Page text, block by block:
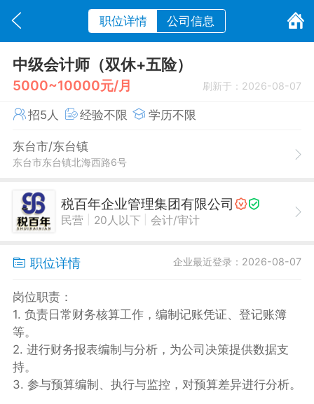
职位详情 公司信息
中级会计师（双休+五险）
5000~10000元/月 刷新于：2026-08-07
招5人 经验不限 学历不限
东台市/东台镇
东台市东台镇北海西路6号
税百年企业管理集团有限公司
民营 20人以下 会计/审计
职位详情 企业最近登录：2026-08-07
岗位职责：
1. 负责日常财务核算工作，编制记账凭证、登记账簿
等。
2. 进行财务报表编制与分析，为公司决策提供数据支
持。
3. 参与预算编制、执行与监控，对预算差异进行分析。